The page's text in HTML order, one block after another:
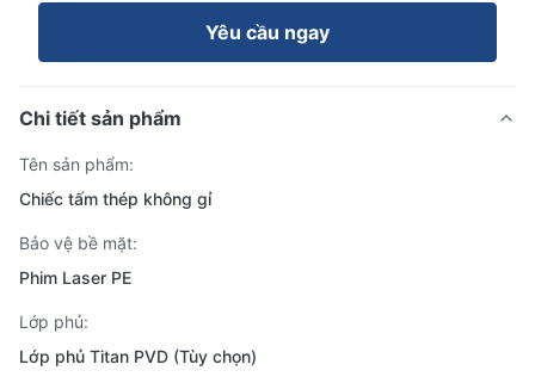
Yêu cầu ngay
Chi tiết sản phẩm
Tên sản phẩm:
Chiếc tấm thép không gỉ
Bảo vệ bề mặt:
Phim Laser PE
Lớp phủ:
Lớp phủ Titan PVD (Tùy chọn)